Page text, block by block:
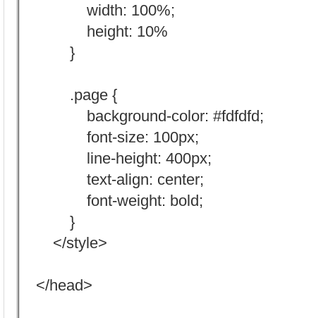
width: 100%;
height: 10%
}
.page {
background-color: #fdfdfd;
font-size: 100px;
line-height: 400px;
text-align: center;
font-weight: bold;
}
</style>
</head>